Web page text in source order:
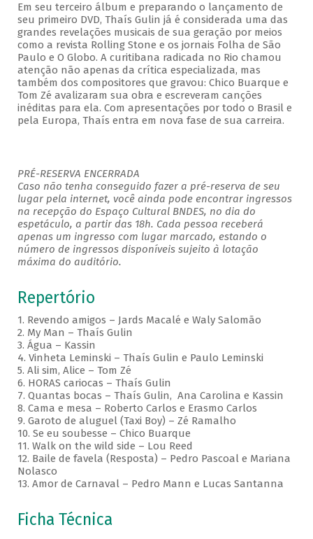
Em seu terceiro álbum e preparando o lançamento de
seu primeiro DVD, Thaís Gulin já é considerada uma das
grandes revelações musicais de sua geração por meios
como a revista Rolling Stone e os jornais Folha de São
Paulo e O Globo. A curitibana radicada no Rio chamou
atenção não apenas da crítica especializada, mas
também dos compositores que gravou: Chico Buarque e
Tom Zé avalizaram sua obra e escreveram canções
inéditas para ela. Com apresentações por todo o Brasil e
pela Europa, Thaís entra em nova fase de sua carreira.
PRÉ-RESERVA ENCERRADA
Caso não tenha conseguido fazer a pré-reserva de seu
lugar pela internet, você ainda pode encontrar ingressos
na recepção do Espaço Cultural BNDES, no dia do
espetáculo, a partir das 18h. Cada pessoa receberá
apenas um ingresso com lugar marcado, estando o
número de ingressos disponíveis sujeito à lotação
máxima do auditório.
Repertório
1. Revendo amigos – Jards Macalé e Waly Salomão
2. My Man – Thaís Gulin
3. Água – Kassin
4. Vinheta Leminski – Thaís Gulin e Paulo Leminski
5. Ali sim, Alice – Tom Zé
6. HORAS cariocas – Thaís Gulin
7. Quantas bocas – Thaís Gulin, Ana Carolina e Kassin
8. Cama e mesa – Roberto Carlos e Erasmo Carlos
9. Garoto de aluguel (Taxi Boy) – Zé Ramalho
10. Se eu soubesse – Chico Buarque
11. Walk on the wild side – Lou Reed
12. Baile de favela (Resposta) – Pedro Pascoal e Mariana
Nolasco
13. Amor de Carnaval – Pedro Mann e Lucas Santanna
Ficha Técnica